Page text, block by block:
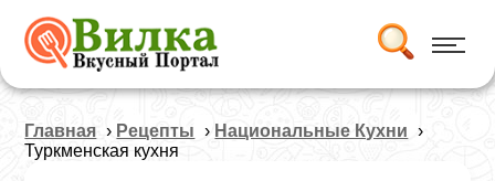
Главная › Рецепты › Национальные Кухни ›
Туркменская кухня